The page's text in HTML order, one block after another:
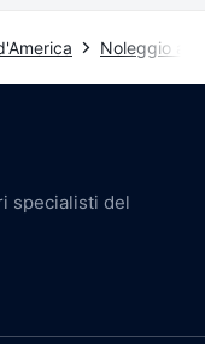
Noleggio
specialisti del